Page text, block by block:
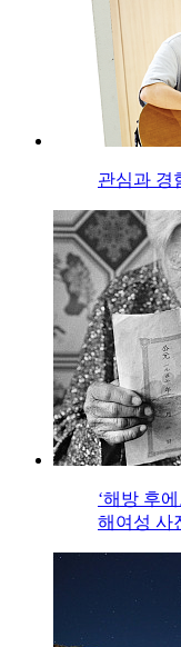
관심과 경
‘해방 후
해여성 사